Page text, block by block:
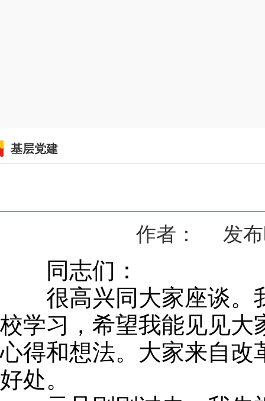
基层党建
作者： 发布
同志们：
很高兴同大家座谈。我
校学习，希望我能见见大
心得和想法。大家来自改
好处。